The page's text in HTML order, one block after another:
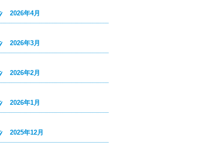
2026年4月
2026年3月
2026年2月
2026年1月
2025年12月